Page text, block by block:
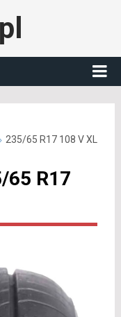
235/65 R17 108 V XL
65 R17